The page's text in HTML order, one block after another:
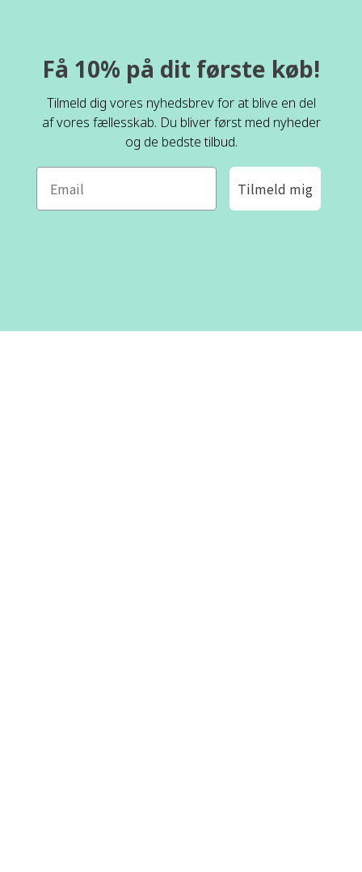
Få 10% på dit første køb!
Tilmeld dig vores nyhedsbrev for at blive en del
af vores fællesskab. Du bliver først med nyheder
og de bedste tilbud.
Tilmeld mig